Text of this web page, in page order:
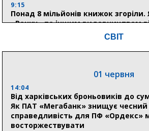
9:15
Понад 8 мільйонів книжок
«Ранку» та іншим видавництвам
04 серпня
Пенсійний фонд Сумщини
на пенсії, страхові виплати та
прифронтових громад
СВІТ
01 червня
14:04
Від харківських броньовиків до
Як ПАТ «Мегабанк» знищує чесний
справедливість для ПФ «Ордекс»
восторжествувати